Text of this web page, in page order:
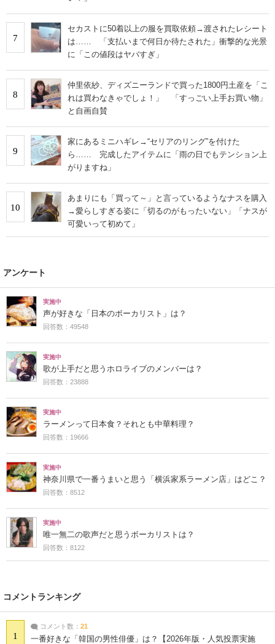
7
セカストに50着以上の服を買取依頼→渡されたレシート
は…… 「支払いまで何日か待たされた」衝撃的な光景
に「この値段はヤバすぎ」
8
仲里依紗、ディズニーランドで買った1800円土産を「こ
れは買わなきゃでしょ！」 「すっごい上手お買い物」
と自画自賛
9
家にあるミニハギレ→“セリアのリング”を付けた
ら…… 完成したアイテムに「雨の日でもテンション上
がりますね」
10
あまりにも「買って～」と言っているようなナスを購入
→愛らしすぎる姿に「切るのがもったいない」「ナスが
可愛いって初めて」
アンケート
実施中
声が好きな「日本のボーカリスト」は？
回答数：49548
実施中
歌が上手だと思うホロライブのメンバーは？
回答数：23888
実施中
ラーメンって日本食？それとも中華料理？
回答数：19666
実施中
神奈川県で一番うまいと思う「横浜家系ラーメン店」はどこ？
回答数：8512
実施中
唯一無二の歌声だと思うボーカリストは？
回答数：8122
コメントランキング
1
コメント数： 21
一番好きな「韓国の男性俳優」は？【2026年版・人気投票実施